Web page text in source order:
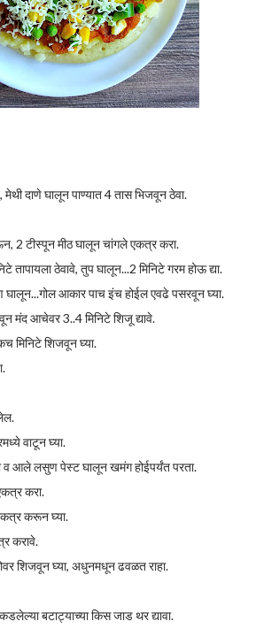
दाणे घालून पाण्यात 4 तास भिजवून ठेवा.
2 टीस्पून मीठ घालून चांगले एकत्र करा.
तापायला ठेवावे, तुप घालून...2 मिनिटे गरम होऊ द्या.
आकार पाच इंच होईल एवढे पसरवून घ्या.
मंद आचेवर 3..4 मिनिटे शिजू द्यावे.
मिनिटे शिजवून घ्या.
वाटून घ्या.
व आले लसुण पेस्ट घालून खमंग होईपर्यंत परता.
करा.
करून घ्या.
करावे.
शिजवून घ्या, अधुनमधून ढवळत राहा.
बटाट्याच्या किस जाड थर द्यावा.